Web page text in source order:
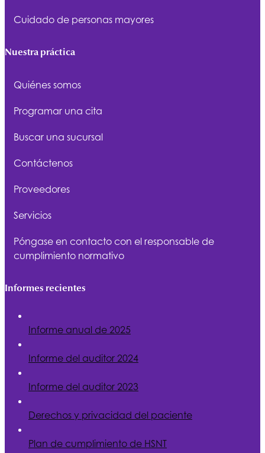
Cuidado de personas mayores
Nuestra práctica
Quiénes somos
Programar una cita
Buscar una sucursal
Contáctenos
Proveedores
Servicios
Póngase en contacto con el responsable de
cumplimiento normativo
Informes recientes
Informe anual de 2025
Informe del auditor 2024
Informe del auditor 2023
Derechos y privacidad del paciente
Plan de cumplimiento de HSNT